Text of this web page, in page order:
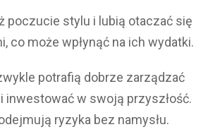
poczucie stylu i lubią otaczać się
co może wpłynąć na ich wydatki.
potrafią dobrze zarządzać
inwestować w swoją przyszłość.
ryzyka bez namysłu.